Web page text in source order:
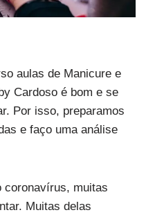
aulas de Manicure e
Cardoso é bom e se
Por isso, preparamos
e faço uma análise
coronavírus, muitas
Muitas delas